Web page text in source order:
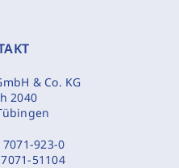
& Co. KG
2040
7071-923-0
51104